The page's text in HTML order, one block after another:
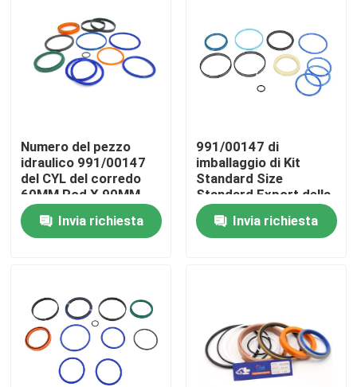
Prodotti
Video
Giro della fabbrica
Numero del pezzo
idraulico 991/00147
del CYL del corredo
60MM Rod X 90MM
della guarnizione del
JCB del CYL per
l'escavatore a
Invia richiesta
991/00147 di
imballaggio di Kit
Standard Size
Standard Export della
guarnizione del JCB
dell'unità di
elaborazione
Invia richiesta